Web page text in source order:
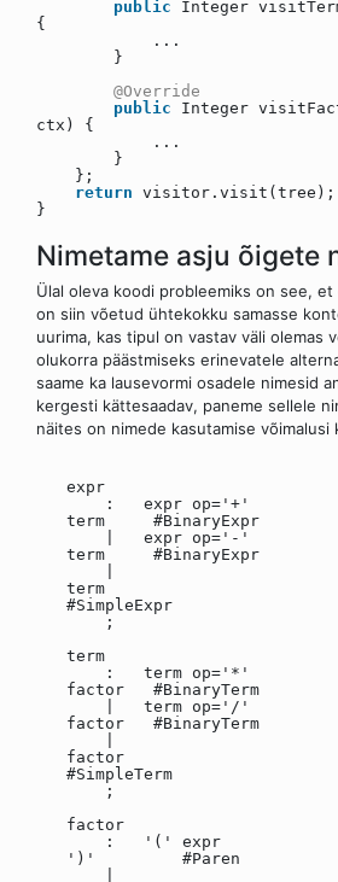
public
Integer
{
...
}
@Override
public
Integer
ctx) {
...
}
};
return visitor.visit(tree);
}
Nimetame asju õigete
Ülal oleva koodi probleemiks on see,
on siin võetud ühtekokku samasse
uurima, kas tipul on vastav väli olemas
olukorra päästmiseks erinevatele
saame ka lausevormi osadele nimesid
kergesti kättesaadav, paneme sellele
näites on nimede kasutamise võimalusi
expr
: expr op='+'
term #BinaryExpr
| expr op='-'
term #BinaryExpr
term
#SimpleExpr
;
term
: term op='*'
factor #BinaryTerm
| term op='/'
factor #BinaryTerm
factor
#SimpleTerm
;
factor
: '(' expr
')' #Paren